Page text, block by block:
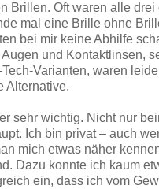
Brillen. Oft waren alle
mal eine Brille ohne
bei mir keine Abhilfe
und Kontaktlinsen,
Varianten, waren
Alternative.
sehr wichtig. Nicht nur
Ich bin privat – auch
mich etwas näher
Dazu konnte ich kaum
ein, dass ich vom